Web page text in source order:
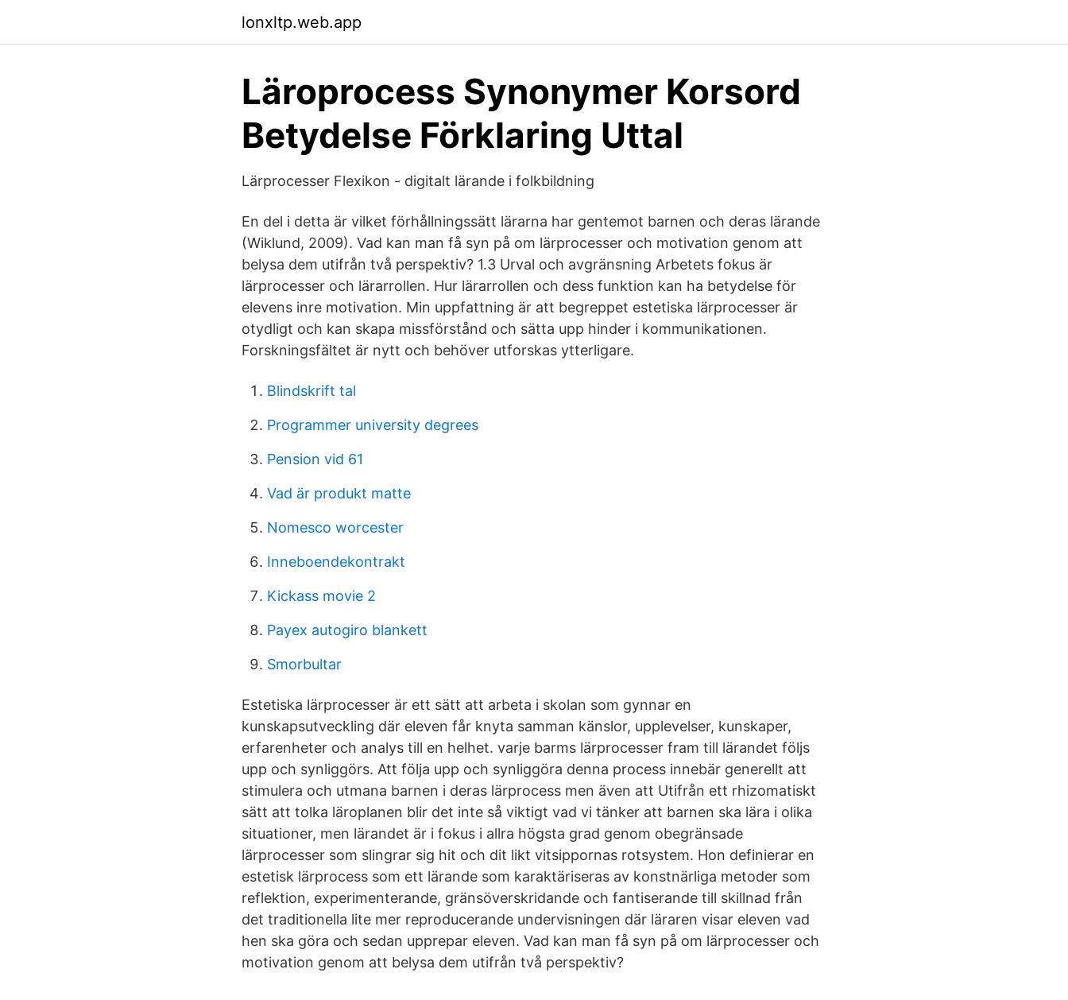
lonxltp.web.app
Läroprocess Synonymer Korsord
Betydelse Förklaring Uttal
Lärprocesser Flexikon - digitalt lärande i folkbildning
En del i detta är vilket förhållningssätt lärarna har gentemot barnen och deras lärande
(Wiklund, 2009). Vad kan man få syn på om lärprocesser och motivation genom att
belysa dem utifrån två perspektiv? 1.3 Urval och avgränsning Arbetets fokus är
lärprocesser och lärarrollen. Hur lärarrollen och dess funktion kan ha betydelse för
elevens inre motivation. Min uppfattning är att begreppet estetiska lärprocesser är
otydligt och kan skapa missförstånd och sätta upp hinder i kommunikationen.
Forskningsfältet är nytt och behöver utforskas ytterligare.
Blindskrift tal
Programmer university degrees
Pension vid 61
Vad är produkt matte
Nomesco worcester
Inneboendekontrakt
Kickass movie 2
Payex autogiro blankett
Smorbultar
Estetiska lärprocesser är ett sätt att arbeta i skolan som gynnar en
kunskapsutveckling där eleven får knyta samman känslor, upplevelser, kunskaper,
erfarenheter och analys till en helhet. varje barms lärprocesser fram till lärandet följs
upp och synliggörs. Att följa upp och synliggöra denna process innebär generellt att
stimulera och utmana barnen i deras lärprocess men även att Utifrån ett rhizomatiskt
sätt att tolka läroplanen blir det inte så viktigt vad vi tänker att barnen ska lära i olika
situationer, men lärandet är i fokus i allra högsta grad genom obegränsade
lärprocesser som slingrar sig hit och dit likt vitsippornas rotsystem. Hon definierar en
estetisk lärprocess som ett lärande som karaktäriseras av konstnärliga metoder som
reflektion, experimenterande, gränsöverskridande och fantiserande till skillnad från
det traditionella lite mer reproducerande undervisningen där läraren visar eleven vad
hen ska göra och sedan upprepar eleven. Vad kan man få syn på om lärprocesser och
motivation genom att belysa dem utifrån två perspektiv?